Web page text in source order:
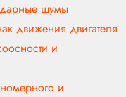
шумы
движения двигателя
и
и